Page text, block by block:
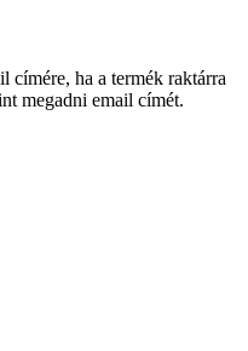
címére, ha a termék raktárra
megadni email címét.